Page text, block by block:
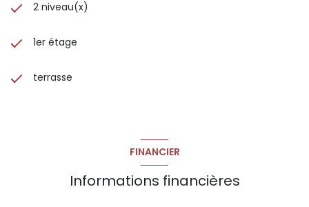
2 niveau(x)
1er étage
terrasse
FINANCIER
Informations financières